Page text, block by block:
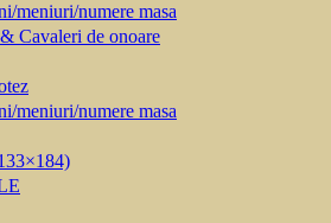
meniuri/numere masa
Cavaleri de onoare
meniuri/numere masa